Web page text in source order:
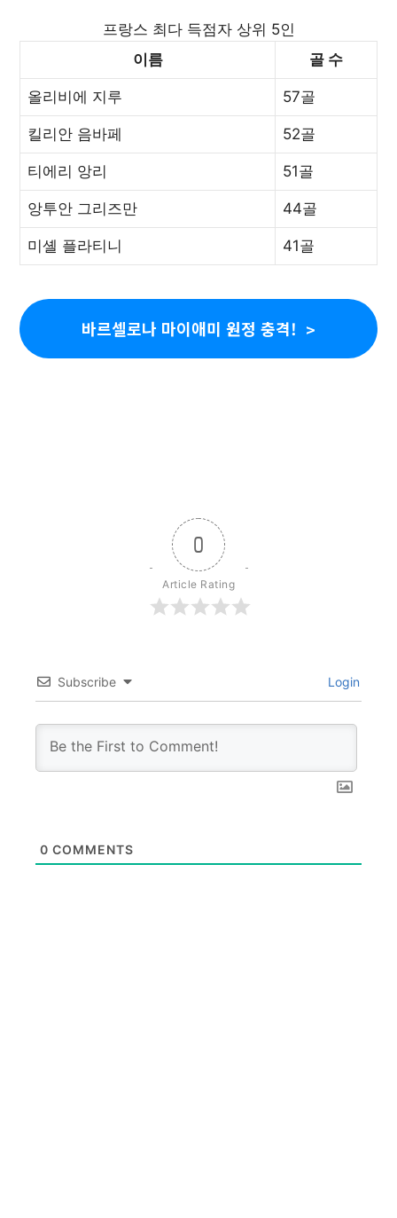
프랑스 최다 득점자 상위 5인
이름
골 수
올리비에 지루 57골
킬리안 음바페 52골
티에리 앙리 51골
앙투안 그리즈만 44골
미셸 플라티니 41골
바르셀로나 마이애미 원정 충격!
0
Article Rating
Subscribe Login
0 COMMENTS